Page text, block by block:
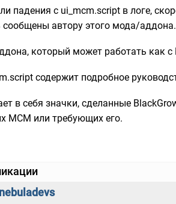
падения с ui_mcm.script в логе,
автору этого мода/аддона.
который может работать как с
содержит подробное
в себя значки, сделанные
MCM или требующих его.
nebuladevs